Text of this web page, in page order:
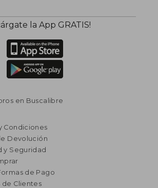
la App GRATIS!
en Buscalibre
Condiciones
Devolución
y Seguridad
de Pago
de Clientes